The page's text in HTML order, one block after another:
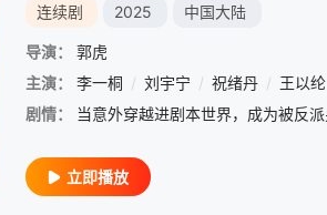
连续剧 2025 中国大陆
导演：
郭虎
主演：
李一桐 / 刘宇宁 / 祝绪丹 / 王以纶
剧情：
立即播放